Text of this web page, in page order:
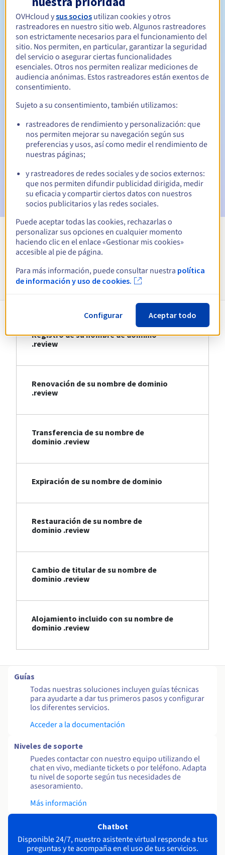
Período de renovación Entre 1 y 10 años
Período de redención
Notificaciones automáticas:
vencimiento
Email el día del vencimientopara notificar la suspensión
del nombre de dominio
Email tras el periodo de gracia de redenciónpara
notificar la eliminación del nombre de dominio
Ver todas las extensiones
Información sobre .review
Registro de su nombre de dominio
.review
Renovación de su nombre de dominio
.review
Transferencia de su nombre de
dominio .review
Expiración de su nombre de dominio
Restauración de su nombre de
dominio .review
Cambio de titular de su nombre de
dominio .review
Alojamiento incluido con su nombre de
dominio .review
Guías
Todas nuestras soluciones incluyen guías técnicas
para ayudarte a dar tus primeros pasos y configurar
los diferentes servicios.
Acceder a la documentación
Niveles de soporte
Puedes contactar con nuestro equipo utilizando el
chat en vivo, mediante tickets o por teléfono. Adapta
tu nivel de soporte según tus necesidades de
asesoramiento.
Más información
Chatbot
Disponible 24/7, nuestro asistente virtual responde a tus
preguntas y te acompaña en el uso de tus servicios.
OVHcloud ysus socios utilizan cookies y otros
rastreadores en nuestro sitio web. Algunos rastreadores
son estrictamente necesarios para el funcionamiento del
sitio. Nos permiten, en particular, garantizar la seguridad
del servicio o asegurar ciertas funcionalidades
esenciales. Otros nos permiten realizar mediciones de
audiencia anónimas. Estos rastreadores están exentos de
consentimiento.
Sujeto a su consentimiento, también utilizamos:
rastreadores de rendimiento y personalización: que
nos permiten mejorar su navegación según sus
preferencias y usos, así como medir el rendimiento de
nuestras páginas;
y rastreadores de redes sociales y de socios externos:
que nos permiten difundir publicidad dirigida, medir
su eficacia y compartir ciertos datos con nuestros
socios publicitarios y las redes sociales.
Puede aceptar todas las cookies, rechazarlas o
personalizar sus opciones en cualquier momento
haciendo clic en el enlace «Gestionar mis cookies»
accesible al pie de página.
Para más información, puede consultar nuestra política
de información y uso de cookies.
Configurar Aceptar todo